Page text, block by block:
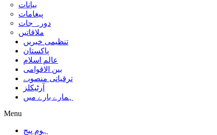
بیانات
پیغامات
دورہ جات
ملاقاتیں
تنظیمی خبریں
پاکستان
عالم اسلام
بین الاقوامی
ترقیاتی منصوبے
آرٹیکلز
ہمارے بارے میں
Menu
ہوم پیج